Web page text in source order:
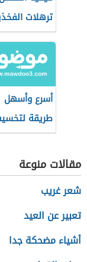
ترهلات
أسرع وأسهل
طريقة
الأرداف
مقالات منوعة
شعر غريب
تعبير عن العيد
أشياء مضحكة جدا